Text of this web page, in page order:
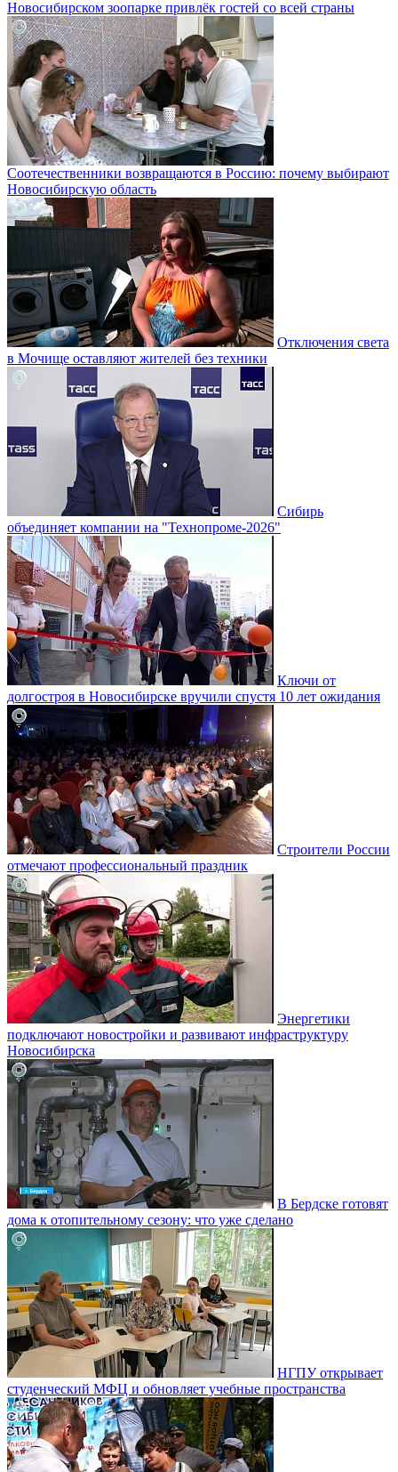
Новосибирском зоопарке привлёк гостей со всей страны
Соотечественники возвращаются в Россию: почему выбирают
Новосибирскую область
Отключения света
в Мочище оставляют жителей без техники
Сибирь
объединяет компании на "Технопроме-2026"
Ключи от
долгостроя в Новосибирске вручили спустя 10 лет ожидания
Строители России
отмечают профессиональный праздник
Энергетики
подключают новостройки и развивают инфраструктуру
Новосибирска
В Бердске готовят
дома к отопительному сезону: что уже сделано
НГПУ открывает
студенческий МФЦ и обновляет учебные пространства